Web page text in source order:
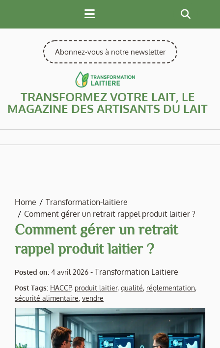
content
Abonnez-vous à notre newsletter
TRANSFORMEZ VOTRE LAIT, LE
MAGAZINE DES ARTISANTS DU LAIT
Home
Transformation-laitiere
Comment gérer un retrait rappel produit laitier ?
Comment gérer un retrait
rappel produit laitier ?
Posted on: 4 avril 2026 - Transformation Laitiere
Post Tags: HACCP, produit laitier, qualité, réglementation,
sécurité alimentaire, vendre